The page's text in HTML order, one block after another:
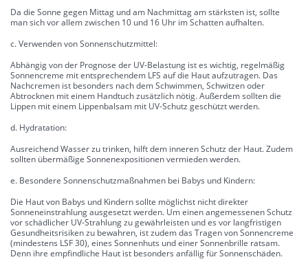
Da die Sonne gegen Mittag und am Nachmittag am stärksten ist, sollte
man sich vor allem zwischen 10 und 16 Uhr im Schatten aufhalten.
c. Verwenden von Sonnenschutzmittel:
Abhängig von der Prognose der UV-Belastung ist es wichtig, regelmäßig
Sonnencreme mit entsprechendem LFS auf die Haut aufzutragen. Das
Nachcremen ist besonders nach dem Schwimmen, Schwitzen oder
Abtrocknen mit einem Handtuch zusätzlich nötig. Außerdem sollten die
Lippen mit einem Lippenbalsam mit UV-Schutz geschützt werden.
d. Hydratation:
Ausreichend Wasser zu trinken, hilft dem inneren Schutz der Haut. Zudem
sollten übermäßige Sonnenexpositionen vermieden werden.
e. Besondere Sonnenschutzmaßnahmen bei Babys und Kindern:
Die Haut von Babys und Kindern sollte möglichst nicht direkter
Sonneneinstrahlung ausgesetzt werden. Um einen angemessenen Schutz
vor schädlicher UV-Strahlung zu gewährleisten und es vor langfristigen
Gesundheitsrisiken zu bewahren, ist zudem das Tragen von Sonnencreme
(mindestens LSF 30), eines Sonnenhuts und einer Sonnenbrille ratsam.
Denn ihre empfindliche Haut ist besonders anfällig für Sonnenschäden.